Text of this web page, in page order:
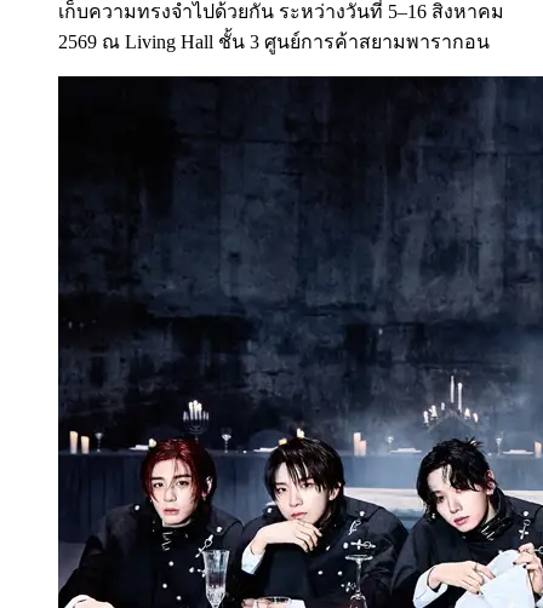
เก็บความทรงจำไปด้วยกัน ระหว่างวันที่ 5–16 สิงหาคม
2569 ณ Living Hall ชั้น 3 ศูนย์การค้าสยามพารากอน